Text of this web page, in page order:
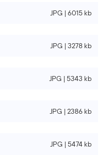
JPG | 6015 kb
JPG | 3278 kb
JPG | 5343 kb
JPG | 2386 kb
JPG | 5474 kb